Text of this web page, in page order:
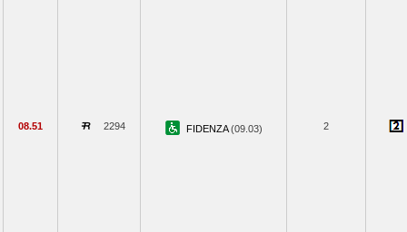
08.51 2294 FIDENZA(09.03) 2